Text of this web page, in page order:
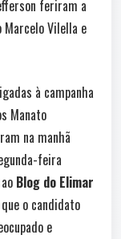
feriram a
Marcelo Vilella e
à campanha
Manato
na manhã
feira
Blog do Elimar
que o candidato
e